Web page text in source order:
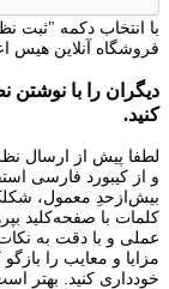
با انتخاب دکمه "ثبت
فروشگاه آنلاین هیس
دیگران را با
کنید.
لطفا پیش از ارسال
بیش‌از‌حدِ معمول،
کلمات با صفحه‌کلید
عملی و با دقت به
مزایا و معایب را
خودداری کنید. بهتر